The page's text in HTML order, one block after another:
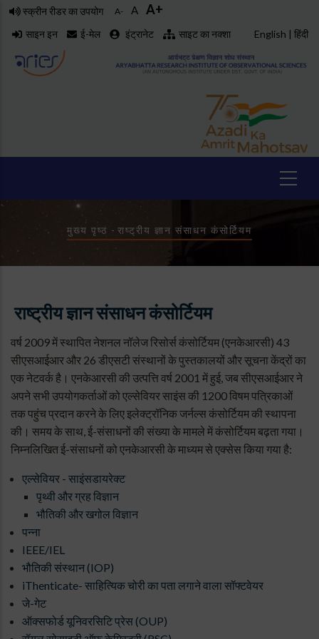
Skip
content
स्क्रीन रीडर का उपयोग A- A A+
साइन इन ई-मेल इंट्रानेट साइट का नक्शा English | हिंदी
Breadcrumb
मुख्य पृष्ठ - राष्ट्रीय ज्ञान संसाधन कंसोर्टियम
राष्ट्रीय ज्ञान संसाधन कंसोर्टियम
वर्ष 2009 में स्थापित नेशनल नॉलेज रिसोर्स कंसोर्टियम (एनकेआरसी) 43
सीएसआईआर और 26 डीएसटी संस्थानों के पुस्तकालयों और सूचना केंद्रों का
एक नेटवर्क है। एनकेआरसी की उत्पत्ति वर्ष 2001 में हुई, जब सीएसआईआर ने
अपने सभी उपयोगकर्ताओं को एल्सेवियर साइंस की 1200 विषम पत्रिकाओं
तक पहुंच प्रदान करने के लिए इलेक्ट्रॉनिक जर्नल्स कंसोर्टियम की स्थापना
की। समय के साथ, ई-संसाधनों की संख्या के मामले में कंसोर्टियम बढ़ता गया।
निम्नलिखित ई-संसाधनों को एनकेआरसी के माध्यम से एक्सेस किया गया है:
एल्सेवियर - साइंसडायरेक्ट
पृथ्वी और ग्रह विज्ञान
भौतिकी और खगोल विज्ञान
पन्ना
IEEE/IEL
भौतिकी संस्थान (IOP)
iThenticate- साहित्यिक चोरी का पता लगाने वाला सॉफ्टवेयर
जे-गेट
ऑक्सफोर्ड यूनिवरसिटि प्रेस (OUP)